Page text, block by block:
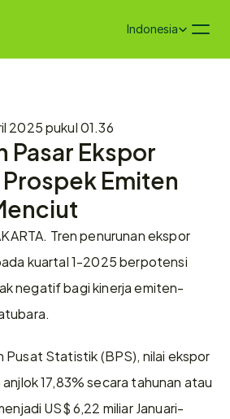
Select Language
Indonesia
2025 pukul 01.36
Pasar Ekspor
Emiten
Tren penurunan ekspor
kuartal 1-2025 berpotensi
negatif bagi kinerja emiten-
Pusat Statistik (BPS), nilai ekspor
17,83% secara tahunan atau
US$ 6,22 miliar Januari-